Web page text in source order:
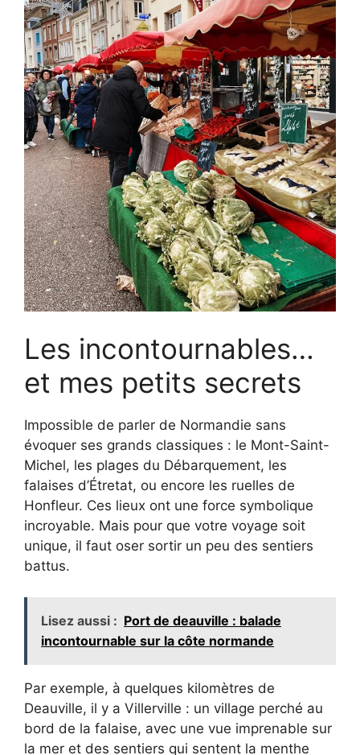
Les incontournables…
et mes petits secrets
Impossible de parler de Normandie sans
évoquer ses grands classiques : le Mont-Saint-
Michel, les plages du Débarquement, les
falaises d’Étretat, ou encore les ruelles de
Honfleur. Ces lieux ont une force symbolique
incroyable. Mais pour que votre voyage soit
unique, il faut oser sortir un peu des sentiers
battus.
Lisez aussi : Port de deauville : balade
incontournable sur la côte normande
Par exemple, à quelques kilomètres de
Deauville, il y a Villerville : un village perché au
bord de la falaise, avec une vue imprenable sur
la mer et des sentiers qui sentent la menthe